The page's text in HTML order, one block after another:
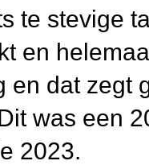
te stevige
en
en dat zegt
was een
2023.